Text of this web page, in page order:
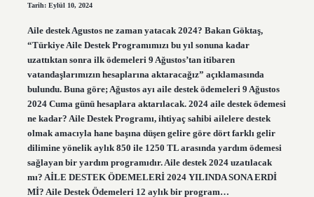
Tarih: Eylül 10, 2024
Aile destek Agustos ne zaman yatacak 2024? Bakan Göktaş,
“Türkiye Aile Destek Programımızı bu yıl sonuna kadar
uzattıktan sonra ilk ödemeleri 9 Ağustos’tan itibaren
vatandaşlarımızın hesaplarına aktaracağız” açıklamasında
bulundu. Buna göre; Ağustos ayı aile destek ödemeleri 9 Ağustos
2024 Cuma günü hesaplara aktarılacak. 2024 aile destek ödemesi
ne kadar? Aile Destek Programı, ihtiyaç sahibi ailelere destek
olmak amacıyla hane başına düşen gelire göre dört farklı gelir
dilimine yönelik aylık 850 ile 1250 TL arasında yardım ödemesi
sağlayan bir yardım programıdır. Aile destek 2024 uzatılacak
mı? AİLE DESTEK ÖDEMELERİ 2024 YILINDA SONA ERDİ
Mİ? Aile Destek Ödemeleri 12 aylık bir program…